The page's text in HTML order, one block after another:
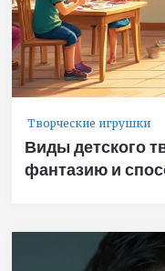
Творческие игрушки
Виды детского
фантазию и